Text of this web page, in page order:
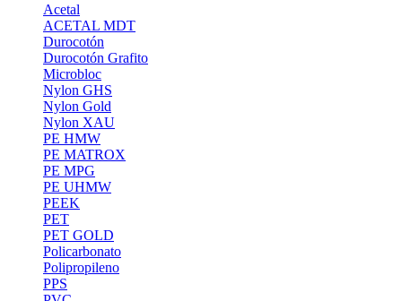
Acetal
ACETAL MDT
Durocotón
Durocotón Grafito
Microbloc
Nylon GHS
Nylon Gold
Nylon XAU
PE HMW
PE MATROX
PE MPG
PE UHMW
PEEK
PET
PET GOLD
Policarbonato
Polipropileno
PPS